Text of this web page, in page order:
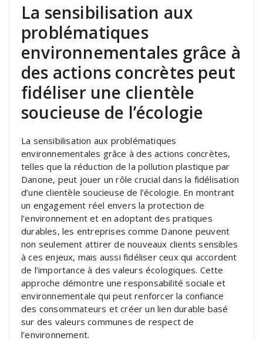
La sensibilisation aux
problématiques
environnementales grâce à
des actions concrètes peut
fidéliser une clientèle
soucieuse de l’écologie
La sensibilisation aux problématiques
environnementales grâce à des actions concrètes,
telles que la réduction de la pollution plastique par
Danone, peut jouer un rôle crucial dans la fidélisation
d’une clientèle soucieuse de l’écologie. En montrant
un engagement réel envers la protection de
l’environnement et en adoptant des pratiques
durables, les entreprises comme Danone peuvent
non seulement attirer de nouveaux clients sensibles
à ces enjeux, mais aussi fidéliser ceux qui accordent
de l’importance à des valeurs écologiques. Cette
approche démontre une responsabilité sociale et
environnementale qui peut renforcer la confiance
des consommateurs et créer un lien durable basé
sur des valeurs communes de respect de
l’environnement.